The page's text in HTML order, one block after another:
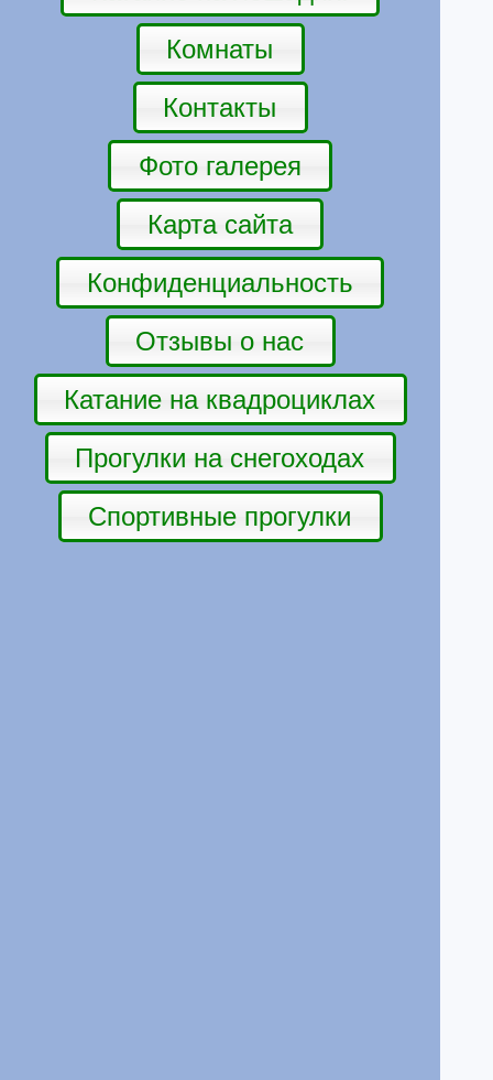
Комнаты
Контакты
Фото галерея
Карта сайта
Конфиденциальность
Отзывы о нас
Катание на квадроциклах
Прогулки на снегоходах
Спортивные прогулки